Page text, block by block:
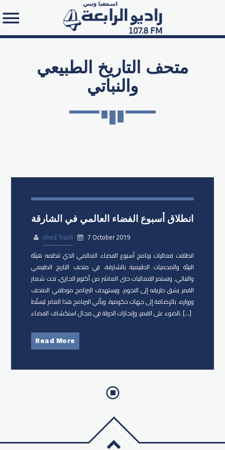
Search in the website:
متحف التاريخ الطبيعي
والنباتي
انطلاق أسبوع الفضاء العالمي في الشارقة
Jihed Traidi
7 October 2019
انطلقت فعاليات برنامج أسبوع الفضاء العالمي الذي تنظمه هيئة
البيئة والمحميات الطبيعية بالشارقة، في متحف التاريخ الطبيعي
والنباتي. وتستمر الفعاليات حتى العاشر من أكتوبر الجاري، تحت شعار
القمر يشق طريقه إلى النجوم، ويستهدف البرنامج موظفي المتحف
وزواره، بالإضافة إلى جهات حكومية. ويأتي البرنامج هذا العام ليسلّط
الضوء على القمر، وإنجازات الدولة في مجال استكشاف الفضاء، […]
Read More